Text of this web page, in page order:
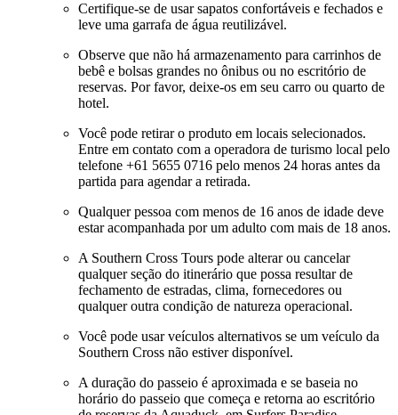
Certifique-se de usar sapatos confortáveis e fechados e
leve uma garrafa de água reutilizável.
Observe que não há armazenamento para carrinhos de
bebê e bolsas grandes no ônibus ou no escritório de
reservas. Por favor, deixe-os em seu carro ou quarto de
hotel.
Você pode retirar o produto em locais selecionados.
Entre em contato com a operadora de turismo local pelo
telefone +61 5655 0716 pelo menos 24 horas antes da
partida para agendar a retirada.
Qualquer pessoa com menos de 16 anos de idade deve
estar acompanhada por um adulto com mais de 18 anos.
A Southern Cross Tours pode alterar ou cancelar
qualquer seção do itinerário que possa resultar de
fechamento de estradas, clima, fornecedores ou
qualquer outra condição de natureza operacional.
Você pode usar veículos alternativos se um veículo da
Southern Cross não estiver disponível.
A duração do passeio é aproximada e se baseia no
horário do passeio que começa e retorna ao escritório